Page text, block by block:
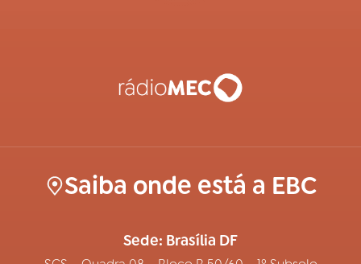
Saiba onde está a EBC
Sede: Brasília DF